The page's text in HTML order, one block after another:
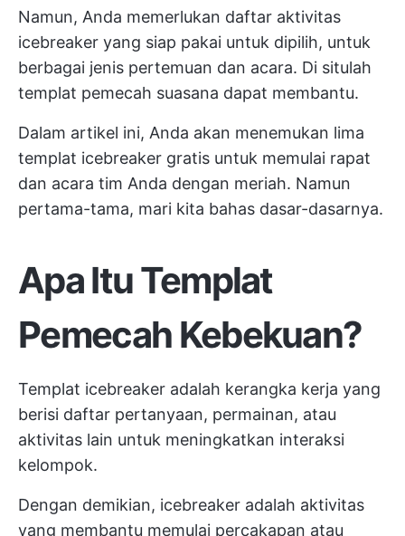
Namun, Anda memerlukan daftar aktivitas
icebreaker yang siap pakai untuk dipilih, untuk
berbagai jenis pertemuan dan acara. Di situlah
templat pemecah suasana dapat membantu.
Dalam artikel ini, Anda akan menemukan lima
templat icebreaker gratis untuk memulai rapat
dan acara tim Anda dengan meriah. Namun
pertama-tama, mari kita bahas dasar-dasarnya.
Apa Itu Templat
Pemecah Kebekuan?
Templat icebreaker adalah kerangka kerja yang
berisi daftar pertanyaan, permainan, atau
aktivitas lain untuk meningkatkan interaksi
kelompok.
Dengan demikian, icebreaker adalah aktivitas
yang membantu memulai percakapan atau